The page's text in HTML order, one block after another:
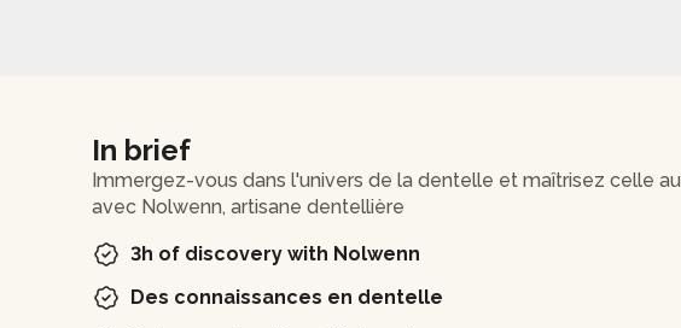
In brief
Immergez-vous dans l'univers de la dentelle et maîtrisez celle
avec Nolwenn, artisane dentellière
3h of discovery with Nolwenn
Des connaissances en dentelle